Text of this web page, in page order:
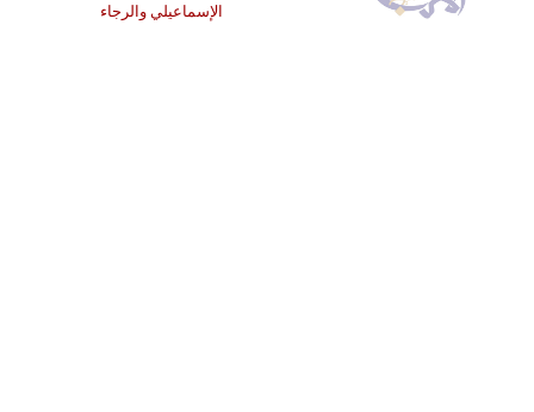
الإسماعيلي والرجاء